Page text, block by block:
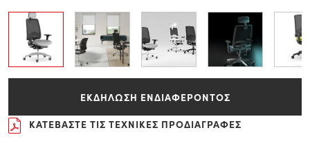
ΕΚΔΗΛΩΣΗ ΕΝΔΙΑΦΕΡΟΝΤΟΣ
ΚΑΤΕΒΑΣΤΕ ΤΙΣ ΤΕΧΝΙΚΕΣ ΠΡΟΔΙΑΓΡΑΦΕΣ